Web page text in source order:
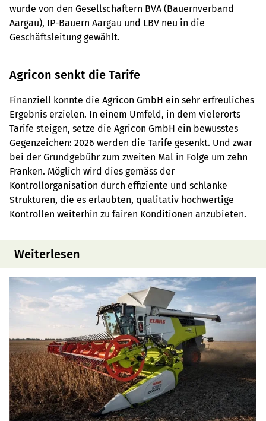
wurde von den Gesellschaftern BVA (Bauernverband
Aargau), IP-Bauern Aargau und LBV neu in die
Geschäftsleitung gewählt.
Agricon senkt die Tarife
Finanziell konnte die Agricon GmbH ein sehr erfreuliches
Ergebnis erzielen. In einem Umfeld, in dem vielerorts
Tarife steigen, setze die Agricon GmbH ein bewusstes
Gegenzeichen: 2026 werden die Tarife gesenkt. Und zwar
bei der Grundgebühr zum zweiten Mal in Folge um zehn
Franken. Möglich wird dies gemäss der
Kontrollorganisation durch effiziente und schlanke
Strukturen, die es erlaubten, qualitativ hochwertige
Kontrollen weiterhin zu fairen Konditionen anzubieten.
Weiterlesen